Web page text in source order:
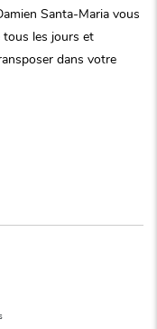
Santa-Maria vous
tous les jours et
dans votre